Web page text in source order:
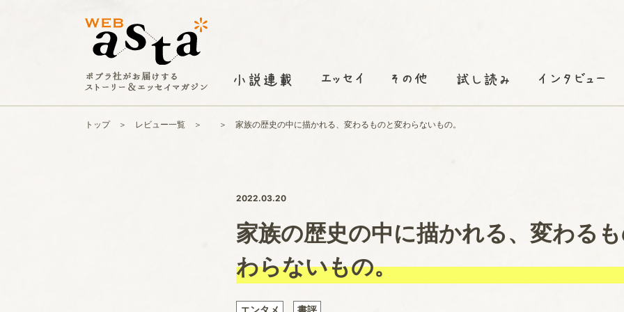
トップ レビュー一覧 家族の歴史の中に描かれる、変わるものと変わらないもの。
2022.03.20
家族の歴史の中に描かれる、変わる
わらないもの。
エンタメ 書評